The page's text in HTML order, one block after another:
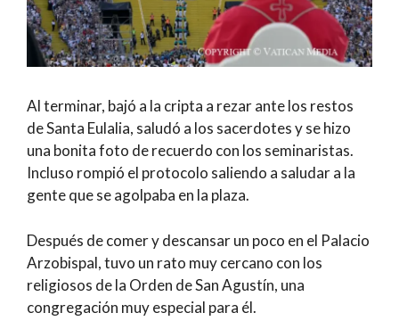
Al terminar, bajó a la cripta a rezar ante los restos
de Santa Eulalia, saludó a los sacerdotes y se hizo
una bonita foto de recuerdo con los seminaristas.
Incluso rompió el protocolo saliendo a saludar a la
gente que se agolpaba en la plaza.
Después de comer y descansar un poco en el Palacio
Arzobispal, tuvo un rato muy cercano con los
religiosos de la Orden de San Agustín, una
congregación muy especial para él.